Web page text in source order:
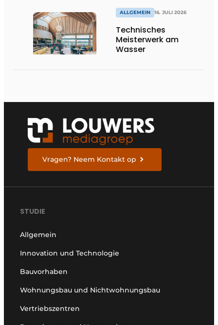
ALLGEMEIN 16. JULI 2026
Technisches
Meisterwerk am
Wasser
Vragen? Neem Kontakt op
STUDIE
Allgemein
Innovation und Technologie
Bauvorhaben
Wohnungsbau und Nichtwohnungsbau
Vertriebszentren